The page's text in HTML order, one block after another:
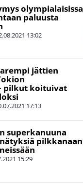
olympialaisissa
paluusta
13:02
jättien
pilkut koituivat
17:13
superkanuuna
pilkkanaan
15:29